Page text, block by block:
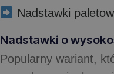
Nadstawki
Nadstawki o
Popularny wariant,